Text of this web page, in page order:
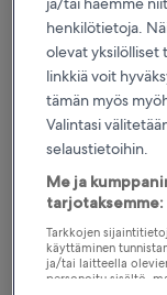
Kerää
Kerää 1 leima
saat palkintoyön*.
Näin voit
Hyödyllisiä
nopeammin
henkilötietoja.
olevat yksilölliset
linkkiä voit
tämän myös
Valintasi
selaustietoihin.
Me ja
tarjotaksemme:
Tarkkojen
käyttäminen
ja/tai laitteella
personoitu sisältö,